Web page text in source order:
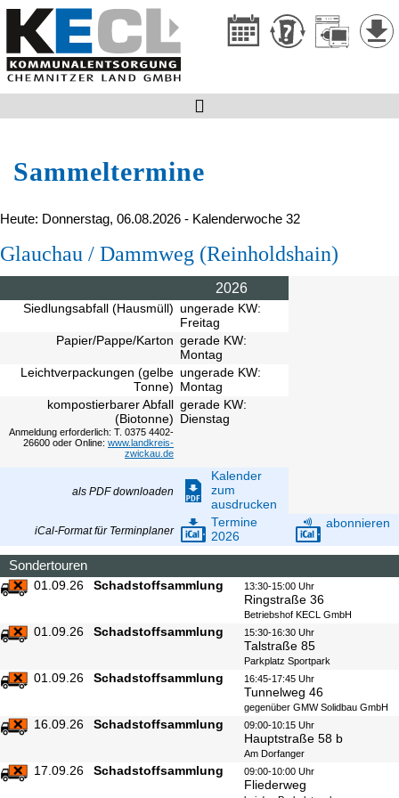

Sammeltermine
Heute: Donnerstag, 06.08.2026 - Kalenderwoche 32
Glauchau / Dammweg (Reinholdshain)
2026
Siedlungsabfall (Hausmüll) ungerade KW:
Freitag
Papier/Pappe/Karton gerade KW:
Montag
Leichtverpackungen (gelbe
Tonne)
ungerade KW:
Montag
kompostierbarer Abfall
(Biotonne)
Anmeldung erforderlich: T. 0375 4402-
26600 oder Online: www.landkreis-
zwickau.de
gerade KW:
Dienstag
als PDF downloaden
Kalender
zum
ausdrucken
iCal-Format für Terminplaner
Termine
2026
abonnieren
Sondertouren
01.09.26 Schadstoffsammlung 13:30-15:00 Uhr
Ringstraße 36
Betriebshof KECL GmbH
01.09.26 Schadstoffsammlung 15:30-16:30 Uhr
Talstraße 85
Parkplatz Sportpark
01.09.26 Schadstoffsammlung 16:45-17:45 Uhr
Tunnelweg 46
gegenüber GMW Solidbau GmbH
16.09.26 Schadstoffsammlung 09:00-10:15 Uhr
Hauptstraße 58 b
Am Dorfanger
17.09.26 Schadstoffsammlung 09:00-10:00 Uhr
Fliederweg